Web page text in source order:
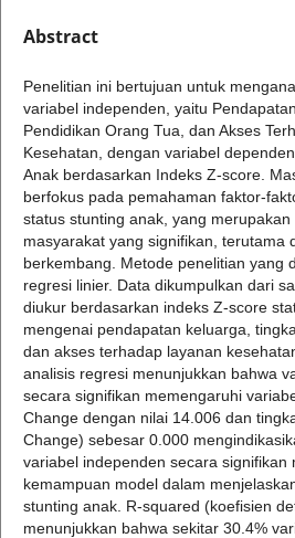
Abstract
Penelitian ini bertujuan untuk
variabel independen, yaitu
Pendidikan Orang Tua, dan Akses
Kesehatan, dengan variabel
Anak berdasarkan Indeks Z-score.
berfokus pada pemahaman faktor-
status stunting anak, yang
masyarakat yang signifikan, terutama
berkembang. Metode penelitian yang
regresi linier. Data dikumpulkan dari
diukur berdasarkan indeks Z-score
mengenai pendapatan keluarga,
dan akses terhadap layanan
analisis regresi menunjukkan bahwa
secara signifikan memengaruhi
Change dengan nilai 14.006 dan
Change) sebesar 0.000
variabel independen secara signifikan
kemampuan model dalam
stunting anak. R-squared (koefisien
menunjukkan bahwa sekitar 30.4%